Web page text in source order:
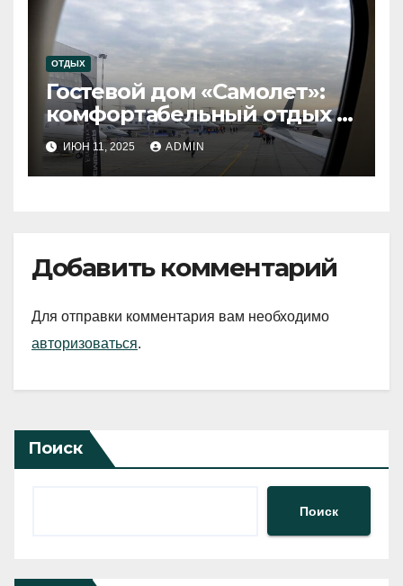
ОТДЫХ
Гостевой дом «Самолет»:
комфортабельный отдых в
десяти минутах от
аэропорта Внуково
ИЮН 11, 2025 ADMIN
Добавить комментарий
Для отправки комментария вам необходимо
авторизоваться.
Поиск
Поиск